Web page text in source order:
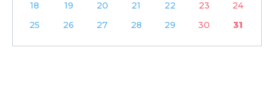
18
19 20 21 22 23
24
25
26 27 28 29 30 31